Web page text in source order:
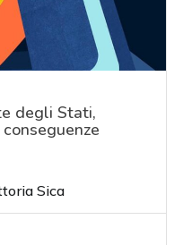
degli Stati,
Sica